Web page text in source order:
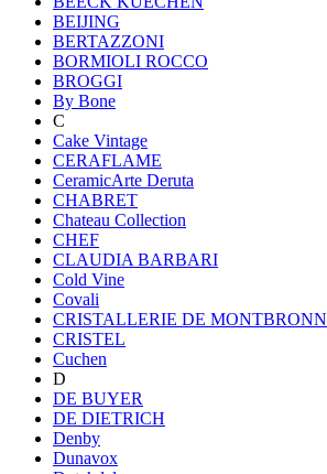
BEIJING
BERTAZZONI
BORMIOLI ROCCO
BROGGI
By Bone
C
Cake Vintage
CERAFLAME
CeramicArte Deruta
CHABRET
Chateau Collection
CHEF
CLAUDIA BARBARI
Cold Vine
Covali
CRISTALLERIE DE MONTBRONN
CRISTEL
Cuchen
D
DE BUYER
DE DIETRICH
Denby
Dunavox